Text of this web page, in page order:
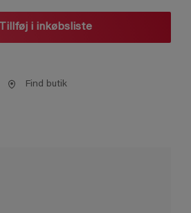
Tillføj i inkøbsliste
Find butik